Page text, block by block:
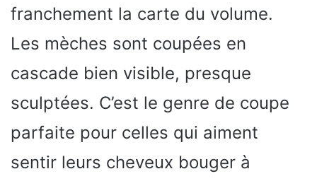
franchement la carte du volume.
Les mèches sont coupées en
cascade bien visible, presque
sculptées. C’est le genre de coupe
parfaite pour celles qui aiment
sentir leurs cheveux bouger à